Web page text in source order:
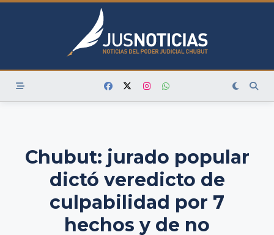
Skip
Chubut: jurado popular
dictó veredicto de
culpabilidad por 7
hechos y de no